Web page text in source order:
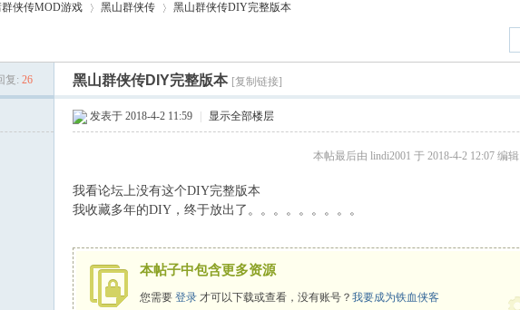
侠传MOD游戏
›
黑山群侠传
›
黑山群侠传DIY完整版本
复: 26 黑山群侠传DIY完整版本 [复制链接]
发表于 2018-4-2 11:59 显示全部楼层
本帖最后由 lindi2001 于 2018-4-2 12:07 编辑
我看论坛上没有这个DIY完整版本
我收藏多年的DIY，终于放出了。。。。。。。。。
本帖子中包含更多资源
您需要 登录 才可以下载或查看，没有账号？ 我要成为铁血侠客